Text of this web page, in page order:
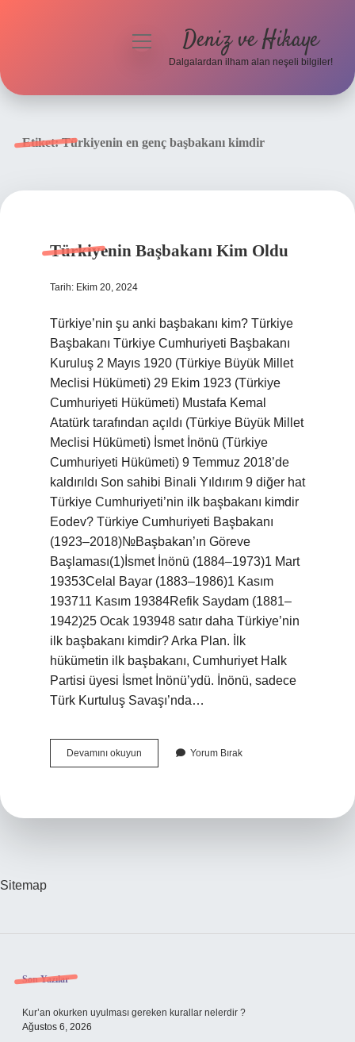
menüyü
Deniz ve Hikaye
Dalgalardan ilham alan neşeli bilgiler!
Etiket:Türkiyenin en genç başbakanı kimdir
Türkiyenin Başbakanı Kim Oldu
Tarih: Ekim 20, 2024
Türkiye’nin şu anki başbakanı kim? Türkiye
Başbakanı Türkiye Cumhuriyeti Başbakanı
Kuruluş 2 Mayıs 1920 (Türkiye Büyük Millet
Meclisi Hükümeti) 29 Ekim 1923 (Türkiye
Cumhuriyeti Hükümeti) Mustafa Kemal
Atatürk tarafından açıldı (Türkiye Büyük Millet
Meclisi Hükümeti) İsmet İnönü (Türkiye
Cumhuriyeti Hükümeti) 9 Temmuz 2018’de
kaldırıldı Son sahibi Binali Yıldırım 9 diğer hat
Türkiye Cumhuriyeti’nin ilk başbakanı kimdir
Eodev? Türkiye Cumhuriyeti Başbakanı
(1923–2018)№Başbakan’ın Göreve
Başlaması(1)İsmet İnönü (1884–1973)1 Mart
19353Celal Bayar (1883–1986)1 Kasım
193711 Kasım 19384Refik Saydam (1881–
1942)25 Ocak 193948 satır daha Türkiye’nin
ilk başbakanı kimdir? Arka Plan. İlk
hükümetin ilk başbakanı, Cumhuriyet Halk
Partisi üyesi İsmet İnönü’ydü. İnönü, sadece
Türk Kurtuluş Savaşı’nda…
Devamını okuyun Türkiyenin
Başbakanı
Yorum Bırak
Sitemap
Sidebar
Son Yazılar
Kur’an okurken uyulması gereken kurallar nelerdir ?
Ağustos 6, 2026